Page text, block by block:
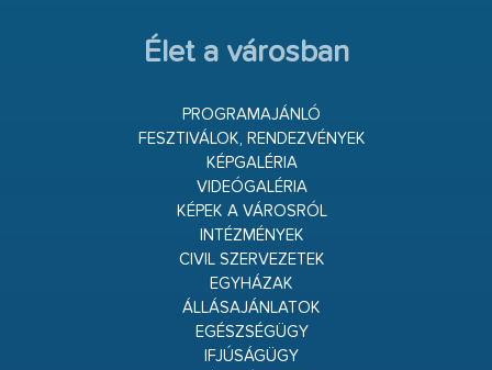
Élet a városban
PROGRAMAJÁNLÓ
FESZTIVÁLOK, RENDEZVÉNYEK
KÉPGALÉRIA
VIDEÓGALÉRIA
KÉPEK A VÁROSRÓL
INTÉZMÉNYEK
CIVIL SZERVEZETEK
EGYHÁZAK
ÁLLÁSAJÁNLATOK
EGÉSZSÉGÜGY
IFJÚSÁGÜGY